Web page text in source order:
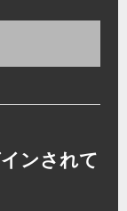
ンされて